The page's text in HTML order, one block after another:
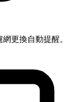
更換自動提醒。